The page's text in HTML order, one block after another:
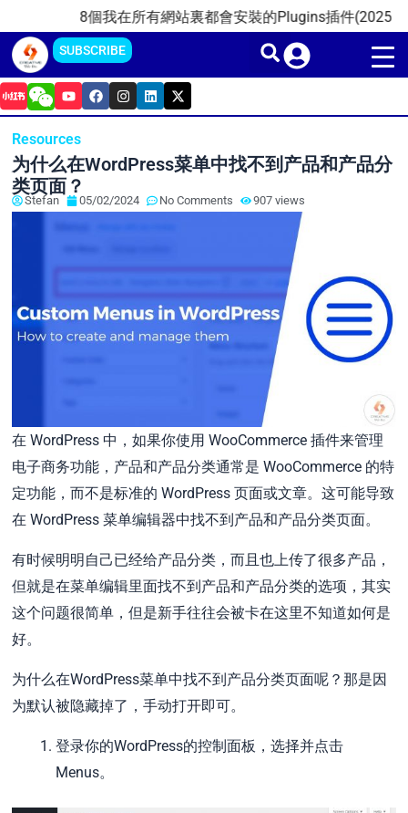
content
8個我在所有網站裏都會安裝的Plugins插件(2025)
SUBSCRIBE
Y
o
u
u
b
e
F
a
c
o
o
I
n
s
g
r
m
L
i
n
i
X
-
t
t
t
r
Resources
为什么在WordPress菜单中找不到产品和产品分
类页面？
Stefan 05/02/2024 No Comments 907 views
在 WordPress 中，如果你使用 WooCommerce 插件来管理
电子商务功能，产品和产品分类通常是 WooCommerce 的特
定功能，而不是标准的 WordPress 页面或文章。这可能导致
在 WordPress 菜单编辑器中找不到产品和产品分类页面。
有时候明明自己已经给产品分类，而且也上传了很多产品，
但就是在菜单编辑里面找不到产品和产品分类的选项，其实
这个问题很简单，但是新手往往会被卡在这里不知道如何是
好。
为什么在WordPress菜单中找不到产品分类页面呢？那是因
为默认被隐藏掉了，手动打开即可。
登录你的WordPress的控制面板，选择并点击
Menus。